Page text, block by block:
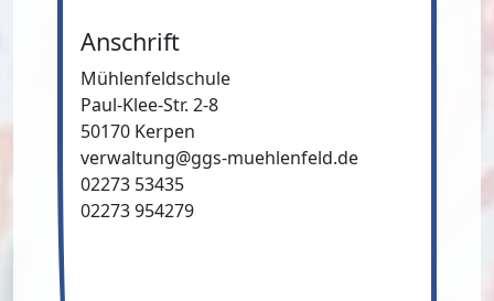
Anschrift
Mühlenfeldschule
Paul-Klee-Str. 2-8
50170 Kerpen
verwaltung@ggs-muehlenfeld.de
02273 53435
02273 954279